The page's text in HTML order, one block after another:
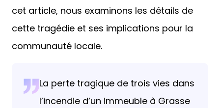
cet article, nous examinons les détails de
cette tragédie et ses implications pour la
communauté locale.
La perte tragique de trois vies dans
l’incendie d’un immeuble à Grasse